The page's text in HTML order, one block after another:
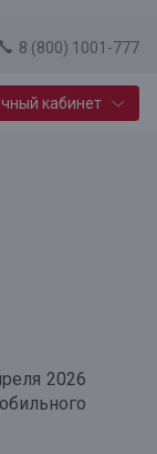
8 (800) 1001-777
кабинет
2026